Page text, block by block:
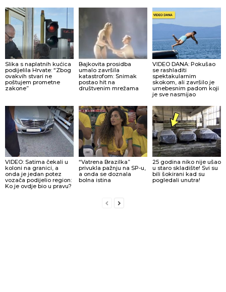
Slika s naplatnih kućica
podijelila Hrvate: “Zbog
ovakvih stvari ne
poštujem prometne
zakone”
Bajkovita prosidba
umalo završila
katastrofom: Snimak
postao hit na
društvenim mrežama
VIDEO DANA: Pokušao
se rashladiti
spektakularnim
skokom, ali završilo je
urnebesnim padom koji
je sve nasmijao
VIDEO: Satima čekali u
koloni na granici, a
onda je jedan potez
vozača podijelio region:
Ko je ovdje bio u pravu?
“Vatrena Brazilka”
privukla pažnju na SP-u,
a onda se doznala
bolna istina
25 godina niko nije ušao
u staro skladište! Svi su
bili šokirani kad su
pogledali unutra!